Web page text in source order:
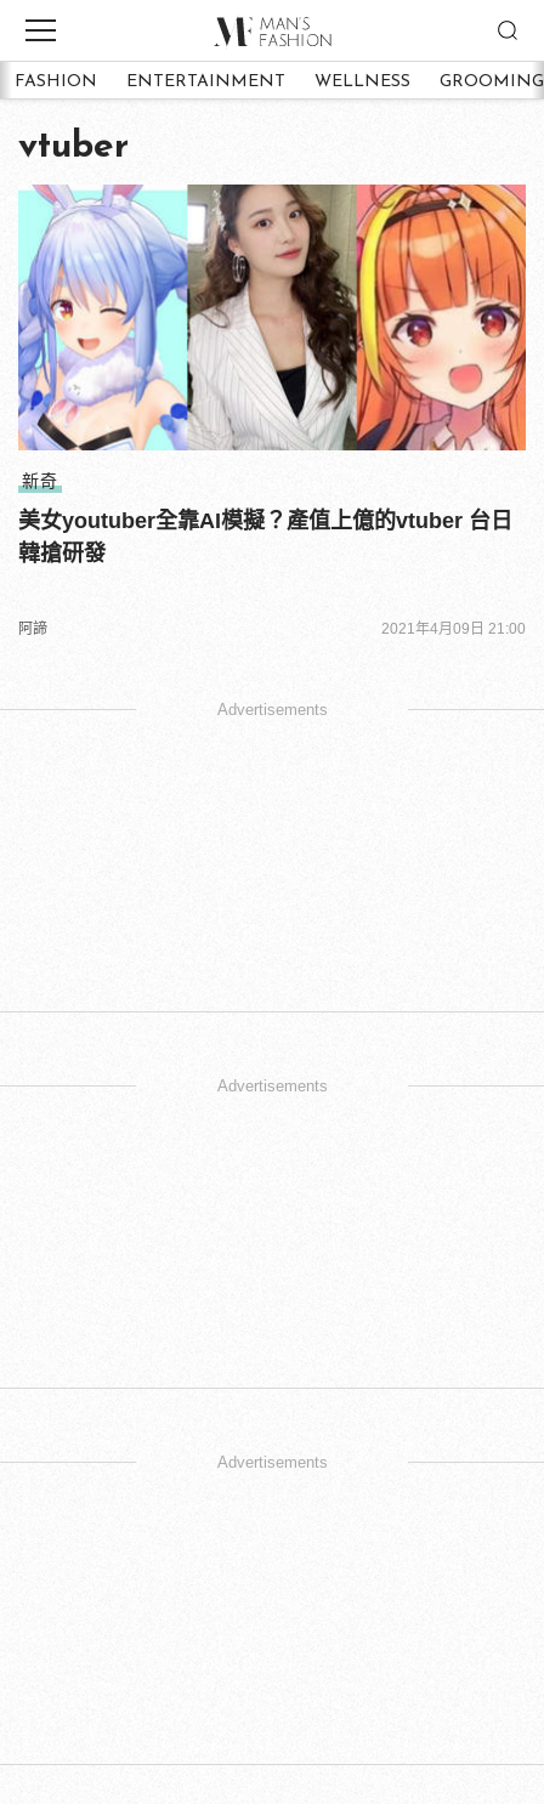
FASHION ENTERTAINMENT WELLNESS GROOMING
vtuber
新奇
美女youtuber全靠AI模擬？產值上億的vtuber 台日
韓搶研發
阿諦 2021年4月09日 21:00
Advertisements
Advertisements
Advertisements